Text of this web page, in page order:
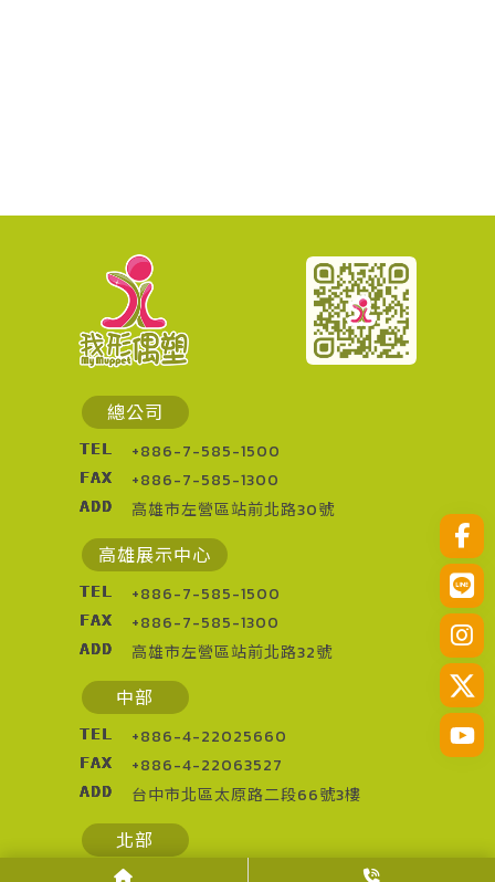
總公司
TEL +886-7-585-1500
FAX +886-7-585-1300
ADD 高雄市左營區站前北路30號
高雄展示中心
TEL +886-7-585-1500
FAX +886-7-585-1300
ADD 高雄市左營區站前北路32號
中部
TEL +886-4-22025660
FAX +886-4-22063527
ADD 台中市北區太原路二段66號3樓
北部